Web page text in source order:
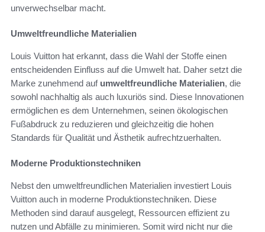
unverwechselbar macht.
Umweltfreundliche Materialien
Louis Vuitton hat erkannt, dass die Wahl der Stoffe einen
entscheidenden Einfluss auf die Umwelt hat. Daher setzt die
Marke zunehmend auf umweltfreundliche Materialien, die
sowohl nachhaltig als auch luxuriös sind. Diese Innovationen
ermöglichen es dem Unternehmen, seinen ökologischen
Fußabdruck zu reduzieren und gleichzeitig die hohen
Standards für Qualität und Ästhetik aufrechtzuerhalten.
Moderne Produktionstechniken
Nebst den umweltfreundlichen Materialien investiert Louis
Vuitton auch in moderne Produktionstechniken. Diese
Methoden sind darauf ausgelegt, Ressourcen effizient zu
nutzen und Abfälle zu minimieren. Somit wird nicht nur die